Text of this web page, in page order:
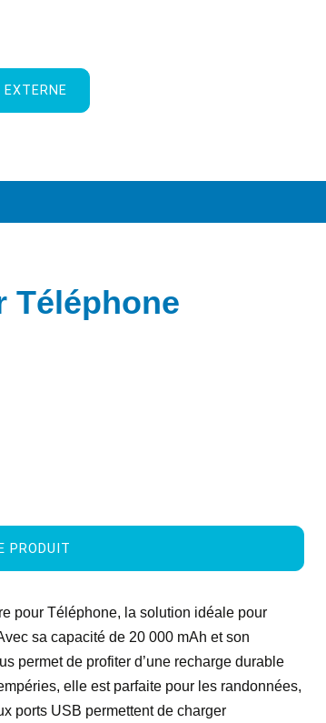
Téléphone
PRODUIT
pour Téléphone, la solution idéale pour
sa capacité de 20 000 mAh et son
permet de profiter d’une recharge durable
elle est parfaite pour les randonnées,
ports USB permettent de charger